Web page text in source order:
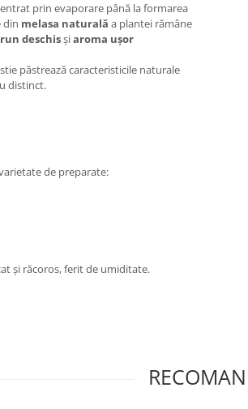
prin evaporare până la formarea
din melasa naturală a plantei rămâne
deschisșiaroma ușor
păstrează caracteristicile naturale
distinct.
de preparate:
și răcoros, ferit de umiditate.